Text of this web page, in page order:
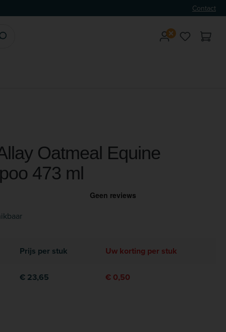
Contact
Je hebt
Oatmeal Equine
473 ml
Prijs per stuk Uw korting per stuk
€ 23,65 € 0,50